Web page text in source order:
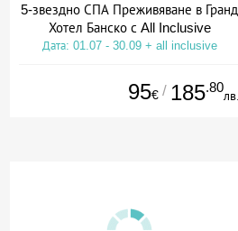
5-звездно СПА Преживяване в Гранд
Хотел Банско с All Inclusive
Дата: 01.07 - 30.09 + all inclusive
95€ / 185.80
лв.